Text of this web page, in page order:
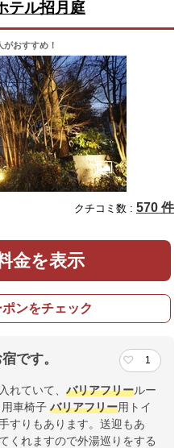
テル招月庭
がおすすめ！
クチコミ数 : 570 件
金を表示
ンをチェック
です。 1
れていて、 バリアフリールー
車椅子 バリアフリー用トイ
すりもあります。送迎もあ
くれますので外湯巡りをする